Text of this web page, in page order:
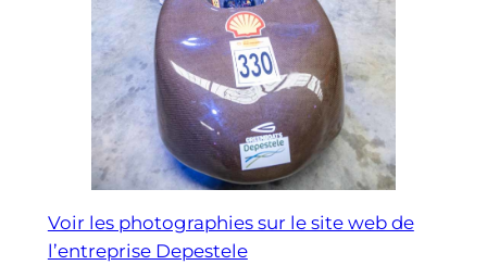
Voir les photographies sur le site web de
l’entreprise Depestele